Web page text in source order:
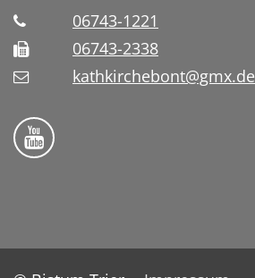
06743-1221
06743-2338
kathkirchebont@gmx.de
Folge uns auf YouTube